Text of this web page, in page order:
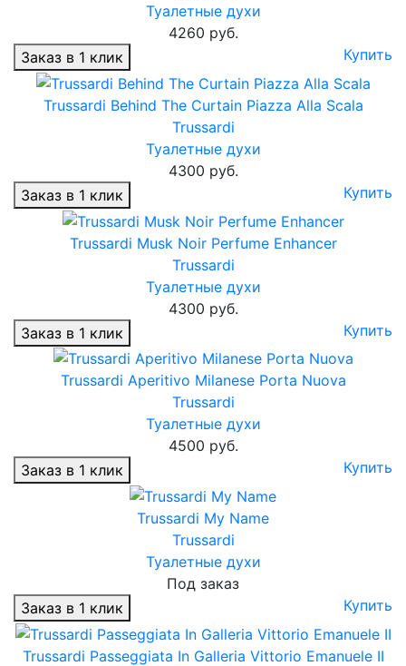
Туалетные духи
4260 руб.
Заказ в 1 клик
Купить
Trussardi Behind The Curtain Piazza Alla Scala
Trussardi
Туалетные духи
4300 руб.
Заказ в 1 клик
Купить
Trussardi Musk Noir Perfume Enhancer
Trussardi
Туалетные духи
4300 руб.
Заказ в 1 клик
Купить
Trussardi Aperitivo Milanese Porta Nuova
Trussardi
Туалетные духи
4500 руб.
Заказ в 1 клик
Купить
Trussardi My Name
Trussardi
Туалетные духи
Под заказ
Заказ в 1 клик
Купить
Trussardi Passeggiata In Galleria Vittorio Emanuele II